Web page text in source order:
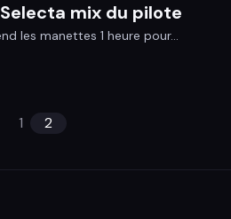
mix du pilote
les manettes 1 heure pour...
1 2